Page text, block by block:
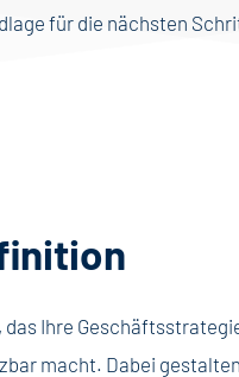
für die nächsten
Ihre
macht. Dabei